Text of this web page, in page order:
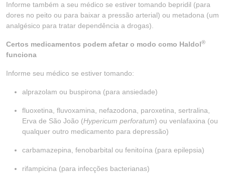
Informe também a seu médico se estiver tomando bepridil (para
dores no peito ou para baixar a pressão arterial) ou metadona (um
analgésico para tratar dependência a drogas).
Certos medicamentos podem afetar o modo como Haldol®
funciona
Informe seu médico se estiver tomando:
alprazolam ou buspirona (para ansiedade)
fluoxetina, fluvoxamina, nefazodona, paroxetina, sertralina,
Erva de São João (Hypericum perforatum) ou venlafaxina (ou
qualquer outro medicamento para depressão)
carbamazepina, fenobarbital ou fenitoína (para epilepsia)
rifampicina (para infecções bacterianas)